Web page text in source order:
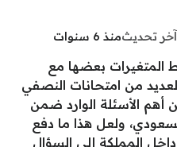
آخر تحديثمنذ 6 سنوات
المتغيرات بعضها مع
من امتحانات النصفي
أهم الأسئلة الوارد ضمن
ولعل هذا ما دفع
المملكة إلى السؤال